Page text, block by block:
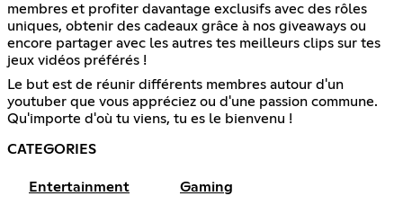
membres et profiter davantage exclusifs avec des rôles
uniques, obtenir des cadeaux grâce à nos giveaways ou
encore partager avec les autres tes meilleurs clips sur tes
jeux vidéos préférés !
Le but est de réunir différents membres autour d'un
youtuber que vous appréciez ou d'une passion commune.
Qu'importe d'où tu viens, tu es le bienvenu !
CATEGORIES
Entertainment Gaming